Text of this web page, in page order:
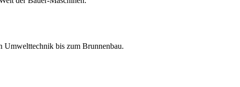
Umwelttechnik bis zum Brunnenbau.